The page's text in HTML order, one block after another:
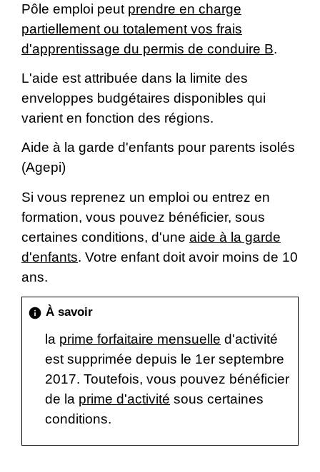
Pôle emploi peut prendre en charge
partiellement ou totalement vos frais
d'apprentissage du permis de conduire B.
L'aide est attribuée dans la limite des
enveloppes budgétaires disponibles qui
varient en fonction des régions.
Aide à la garde d'enfants pour parents isolés
(Agepi)
Si vous reprenez un emploi ou entrez en
formation, vous pouvez bénéficier, sous
certaines conditions, d'une aide à la garde
d'enfants. Votre enfant doit avoir moins de 10
ans.
info À savoir
la prime forfaitaire mensuelle d'activité
est supprimée depuis le 1er septembre
2017. Toutefois, vous pouvez bénéficier
de la prime d'activité sous certaines
conditions.